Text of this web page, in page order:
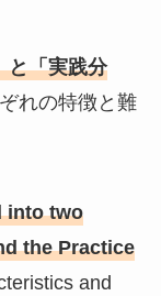
と「実践分
れの特徴と難
into two
the Practice
and